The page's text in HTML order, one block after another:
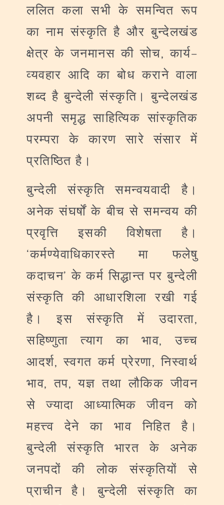
ललित कला सभी के समन्वित रूप
का नाम संस्कृति है और बुन्देलखंड
क्षेत्र के जनमानस की सोच,कार्य–
व्यवहार आदि का बोध कराने वाला
शब्द है बुन्देली संस्कृति।
बुन्देलखंड
अपनी समृद्ध साहित्यिक सांस्कृतिक
परम्परा
के कारण सारे संसार
में
प्रतिष्ठित है।
बुन्देली संस्कृति समन्वयवादी
है।
अनेक संघर्षों के बीच से समन्वय की
प्रवृत्ति
इसकी विशेषता है।
‘कर्मण्येवाधिकारस्ते मा
फलेषु
कदाचन’के कर्म सिद्धान्त पर बुन्देली
संस्कृति
की आधारशिला रखी
गई
है।
इस संस्कृति में उदारता,
सहिष्णुता त्याग का भाव,उच्च
आदर्श,स्वगत कर्म प्रेरणा,निस्वार्थ
भाव,तप,यज्ञ तथा लौकिक जीवन
से
ज्यादा आध्यात्मिक जीवन
को
महत्त्व
देने का भाव निहित
है।
बुन्देली
संस्कृति भारत के
अनेक
जनपदों
की लोक संस्कृतियों
से
प्राचीन
है। बुन्देली संस्कृति
का